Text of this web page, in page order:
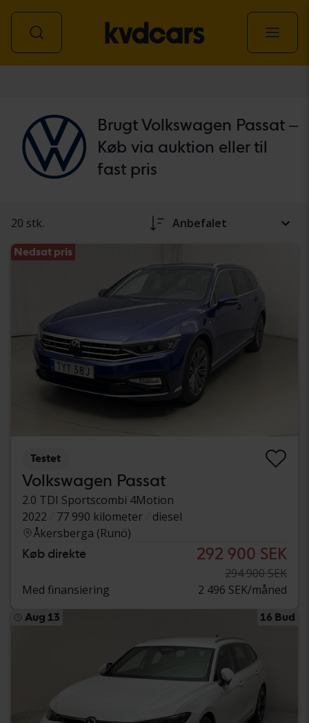
Brugt Volkswagen Passat –
Køb via auktion eller til
fast pris
20 stk. Anbefalet
Nedsat pris
Testet
Volkswagen Passat
2.0 TDI Sportscombi 4Motion
2022
77 990 kilometer
diesel
Åkersberga (Runö)
Køb direkte 292 900 SEK
294 900 SEK
Med finansiering
2 496 SEK/måned
Aug 13 16 Bud